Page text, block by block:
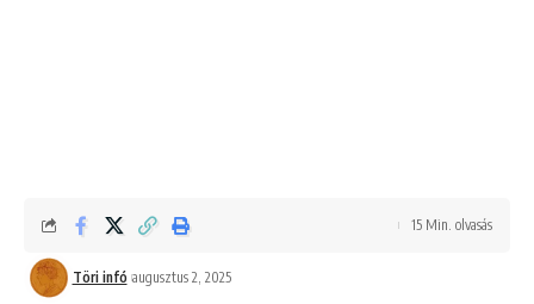
Töri infó augusztus 2, 2025
15 Min. olvasás